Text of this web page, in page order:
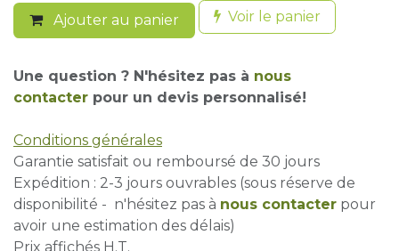
Ajouter au panier Voir le panier
Une question ? N'hésitez pas à nous
contacter pour un devis personnalisé!
Conditions générales
Garantie satisfait ou remboursé de 30 jours
Expédition : 2-3 jours ouvrables (sous réserve de
disponibilité - n'hésitez pas à nous contacter pour
avoir une estimation des délais)
Prix affichés H.T.